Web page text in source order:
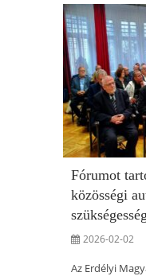
Fórumot
közösségi
2026-02-02
Az Erdélyi